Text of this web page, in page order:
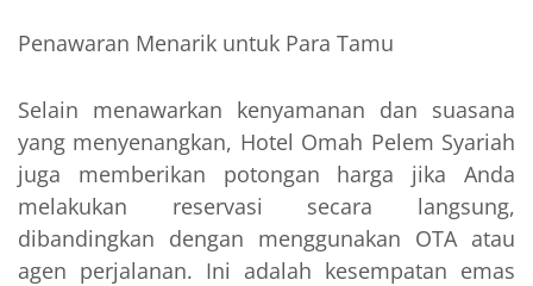
Penawaran Menarik untuk Para Tamu
Selain menawarkan kenyamanan dan suasana
yang menyenangkan, Hotel Omah Pelem Syariah
juga memberikan potongan harga jika Anda
melakukan reservasi secara langsung,
dibandingkan dengan menggunakan OTA atau
agen perjalanan. Ini adalah kesempatan emas